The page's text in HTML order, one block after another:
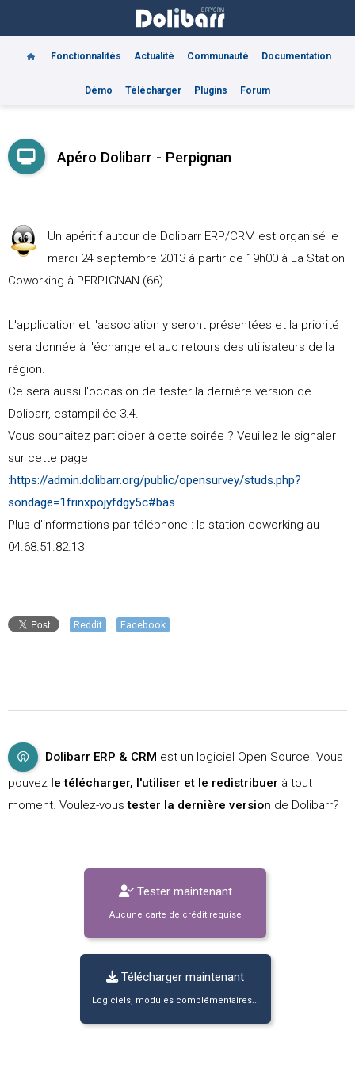
Fonctionnalités Actualité Communauté Documentation
Démo Télécharger Plugins Forum
Apéro Dolibarr - Perpignan
Un apéritif autour de Dolibarr ERP/CRM est organisé le
mardi 24 septembre 2013 à partir de 19h00 à La Station
Coworking à PERPIGNAN (66).
L'application et l'association y seront présentées et la priorité
sera donnée à l'échange et auc retours des utilisateurs de la
région.
Ce sera aussi l'occasion de tester la dernière version de
Dolibarr, estampillée 3.4.
Vous souhaitez participer à cette soirée ? Veuillez le signaler
sur cette page
:https://admin.dolibarr.org/public/opensurvey/studs.php?
sondage=1frinxpojyfdgy5c#bas
Plus d'informations par téléphone : la station coworking au
04.68.51.82.13
Reddit Facebook
Dolibarr ERP & CRM est un logiciel Open Source. Vous
pouvez le télécharger, l'utiliser et le redistribuer à tout
moment. Voulez-voustester la dernière version de Dolibarr?
Tester maintenant
Aucune carte de crédit requise
Télécharger maintenant
Logiciels, modules complémentaires...